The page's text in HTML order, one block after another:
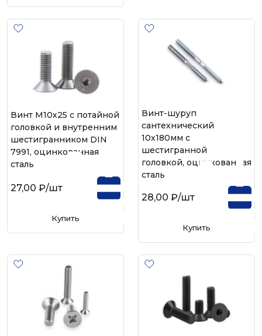
Винт М10х25 с потайной
головкой и внутренним
шестигранником DIN
7991, оцинкованная
сталь
27,00 ₽/шт
Купить
Винт-шуруп
сантехнический
10х180мм с
шестигранной
головкой, оцинкованная
сталь
28,00 ₽/шт
Купить